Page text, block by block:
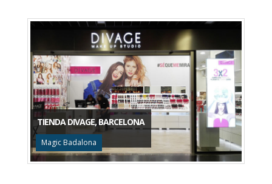
TIENDA DIVAGE, BARCELONA
Magic Badalona